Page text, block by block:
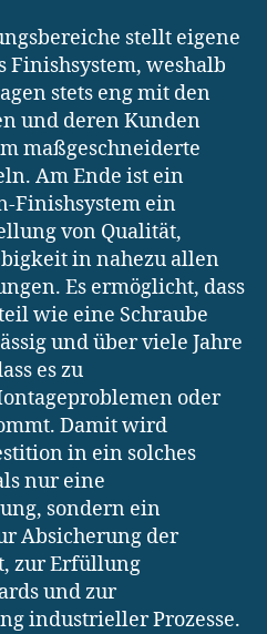
stellt eigene
Finishsystem, weshalb
stets eng mit den
und deren Kunden
maßgeschneiderte
Am Ende ist ein
Finishsystem ein
von Qualität,
in nahezu allen
Es ermöglicht, dass
wie eine Schraube
und über viele Jahre
es zu
oder
Damit wird
in ein solches
nur eine
sondern ein
Absicherung der
zur Erfüllung
und zur
industrieller Prozesse.